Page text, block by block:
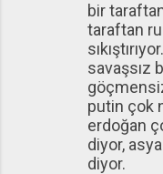
bir
taraftan
savaşsız
putin çok
erdoğan
diyor,
diyor.